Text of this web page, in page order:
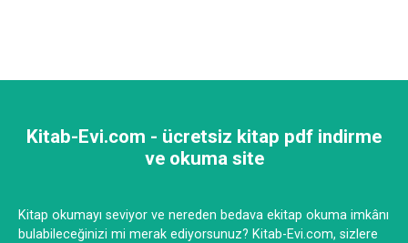
Kitab-Evi.com - ücretsiz kitap pdf indirme
ve okuma site
Kitap okumayı seviyor ve nereden bedava ekitap okuma imkânı
bulabileceğinizi mi merak ediyorsunuz? Kitab-Evi.com, sizlere